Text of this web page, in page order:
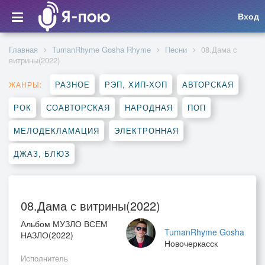
Вход
Главная TumanRhyme Gosha Rhyme Песни
08.Дама с
витрины(2022)
ЖАНРЫ: РАЗНОЕ РЭП, ХИП-ХОП АВТОРСКАЯ
РОК СОАВТОРСКАЯ НАРОДНАЯ ПОП
МЕЛОДЕКЛАМАЦИЯ ЭЛЕКТРОННАЯ
ДЖАЗ, БЛЮЗ
08.Дама с витрины(2022)
TumanRhyme Gosha
Новочеркасск
Альбом МУЗЛО ВСЕМ
НАЗЛО(2022)
Исполнитель